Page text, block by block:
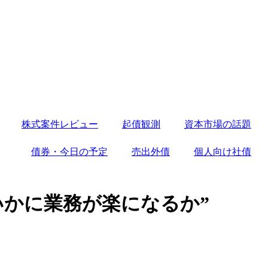
株式案件レビュー 起債観測 資本市場の話題
債券・今日の予定 売出外債 個人向け社債
に業務が楽になるか”